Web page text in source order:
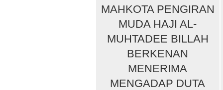
MAHKOTA PENGIRAN
MUDA HAJI AL-
MUHTADEE BILLAH
BERKENAN
MENERIMA
MENGADAP DUTA